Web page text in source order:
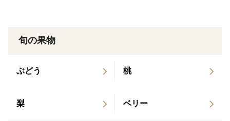
旬の果物
ぶどう 桃
梨 ベリー